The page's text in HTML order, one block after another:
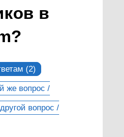
в
(2)
же вопрос /
другой вопрос /